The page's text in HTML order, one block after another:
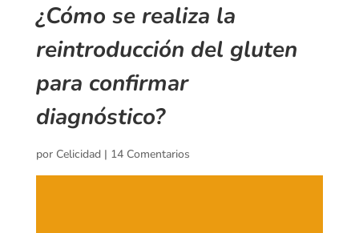
¿Cómo se realiza la
reintroducción del gluten
para confirmar
diagnóstico?
por Celicidad| 14 Comentarios